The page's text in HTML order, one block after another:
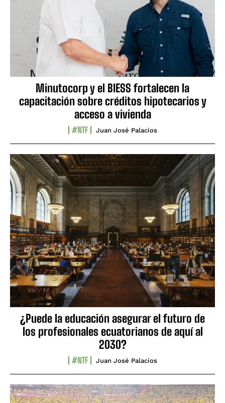
Minutocorp y el BIESS fortalecen la
capacitación sobre créditos hipotecarios y
acceso a vivienda
#NTF Juan José Palacios
¿Puede la educación asegurar el futuro de
los profesionales ecuatorianos de aquí al
2030?
#NTF Juan José Palacios